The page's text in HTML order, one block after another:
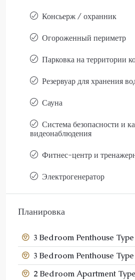
Консьерж / охранник
Огороженный периметр
Парковка на территории
Резервуар для хранения
Сауна
Система безопасности и
видеонаблюдения
Фитнес-центр и
Электрогенератор
Планировка
3 Bedroom Penthouse Type
3 Bedroom Penthouse
2 Bedroom Apartment